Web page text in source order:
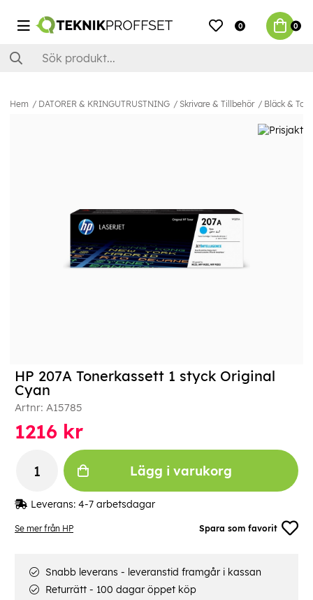
0 0
Hem DATORER & KRINGUTRUSTNING Skrivare & Tillbehör Bläck &
Se mer från HP Spara som favorit
HP 207A Tonerkassett 1 styck Original
Cyan
Artnr: A15785
1216 kr
Lägg i varukorg
Leverans: 4-7 arbetsdagar
Snabb leverans - leveranstid framgår i kassan
Returrätt - 100 dagar öppet köp